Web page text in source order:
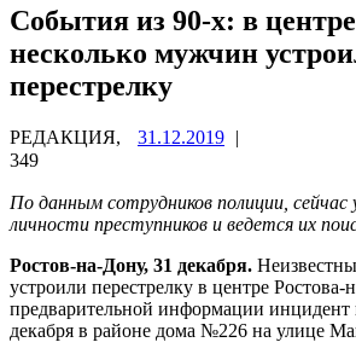
События из 90-х: в
несколько мужчин
перестрелку
РЕДАКЦИЯ, 31.12.2019 |
349
По данным сотрудников полиции,
личности преступников и ведется их
Ростов-на-Дону, 31 декабря.
устроили перестрелку в центре
предварительной информации инцидент
декабря в районе дома №226 на улице